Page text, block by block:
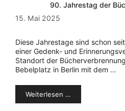
90. Jahrestag der
15. Mai 2025
Diese Jahrestage sind schon
einer Gedenk- und
Standort der
Bebelplatz in Berlin mit dem …
Weiterlesen …